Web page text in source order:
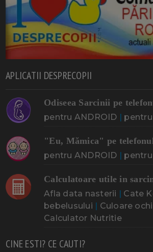
APLICATII DESPRECOPII
Odiseea Sarcinii pe
pentru ANDROID | pentru
"Eu, Mămica" pe
pentru ANDROID | pentru
Calculatoare utile in
Afla data nasterii | Cate
bebelusului | Culoare
Calculator Nutritie
CINE ESTI? CE CAUTI?